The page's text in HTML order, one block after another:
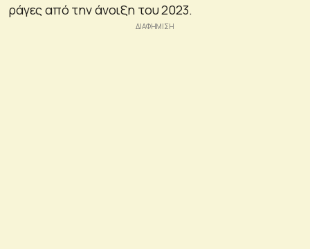
ράγες από την άνοιξη του 2023.